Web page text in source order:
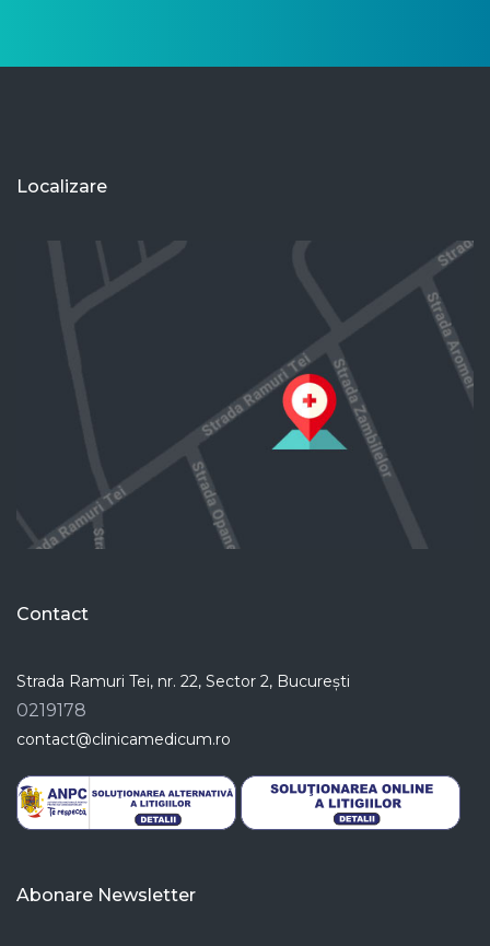
Localizare
Contact
Strada Ramuri Tei, nr. 22, Sector 2, București
0219178
contact@clinicamedicum.ro
Abonare Newsletter